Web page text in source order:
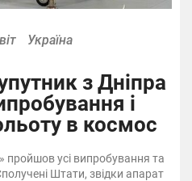
Україна
з Дніпра
і
в космос
пройшов усі випробування та
Штати, звідки апарат